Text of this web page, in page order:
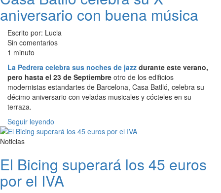
aniversario con buena música
Escrito por: Lucia
Sin comentarios
1 minuto
La Pedrera celebra sus noches de jazz durante este verano,
pero hasta el 23 de Septiembre otro de los edificios
modernistas estandartes de Barcelona, Casa Batlló, celebra su
décimo aniversario con veladas musicales y cócteles en su
terraza.
Seguir leyendo
Noticias
El Bicing superará los 45 euros
por el IVA